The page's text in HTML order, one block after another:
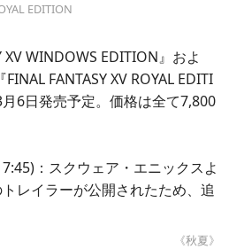
EDITION
XV WINDOWS EDITION』およ
FANTASY XV ROYAL EDITI
6日発売予定。価格は全て7,800
：スクウェア・エニックスよ
レイラーが公開されたため、追
《秋夏》